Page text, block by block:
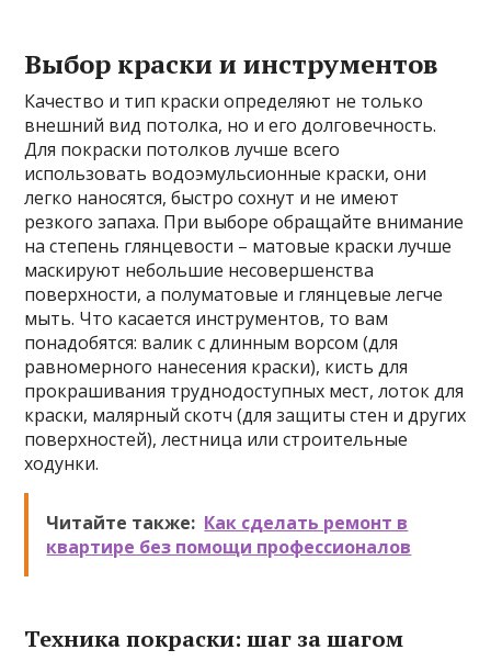
Выбор краски и инструментов
Качество и тип краски определяют не только
внешний вид потолка, но и его долговечность.
Для покраски потолков лучше всего
использовать водоэмульсионные краски, они
легко наносятся, быстро сохнут и не имеют
резкого запаха. При выборе обращайте внимание
на степень глянцевости – матовые краски лучше
маскируют небольшие несовершенства
поверхности, а полуматовые и глянцевые легче
мыть. Что касается инструментов, то вам
понадобятся: валик с длинным ворсом (для
равномерного нанесения краски), кисть для
прокрашивания труднодоступных мест, лоток для
краски, малярный скотч (для защиты стен и других
поверхностей), лестница или строительные
ходунки.
Читайте также: Как сделать ремонт в
квартире без помощи профессионалов
Техника покраски: шаг за шагом